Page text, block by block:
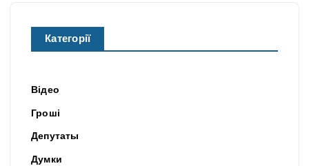
Категорії
Відео
Гроші
Депутаты
Думки